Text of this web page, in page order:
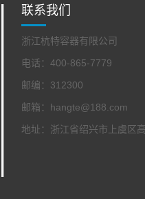
联系我们
浙江杭特容器有限公司
电话：400-865-7779
邮编：312300
邮箱：hangte@188.com
地址：浙江省绍兴市上虞区